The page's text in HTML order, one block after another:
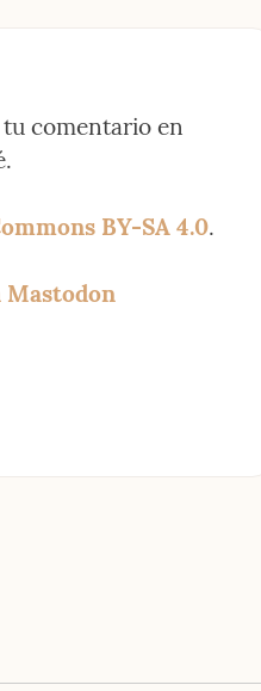
comentario en
BY-SA 4.0.
Mastodon